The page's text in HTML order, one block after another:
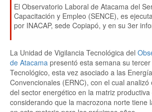
El Observatorio Laboral de Atacama del
Capacitación y Empleo (SENCE), es
por INACAP, sede Copiapó, y en su 3er
económicos, sociales y educacionales.
La Unidad de Vigilancia Tecnológica del
de Atacama presentó esta semana su
Tecnológico, esta vez asociado a las
Convencionales (ERNC), con el cual analizó
del sector energético en la matriz
considerando que la macrozona norte tiene